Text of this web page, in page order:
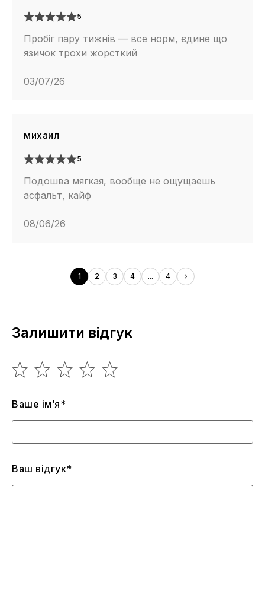
5
Пробіг пару тижнів — все норм, єдине що
язичок трохи жорсткий
03/07/26
михаил
5
Подошва мягкая, вообще не ощущаешь
асфальт, кайф
08/06/26
1 2 3 4 ... 4
Залишити відгук
Ваше ім’я*
Ваш відгук*